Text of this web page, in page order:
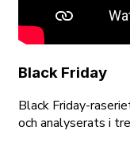
Black Friday
Black Friday-
och analyserats i